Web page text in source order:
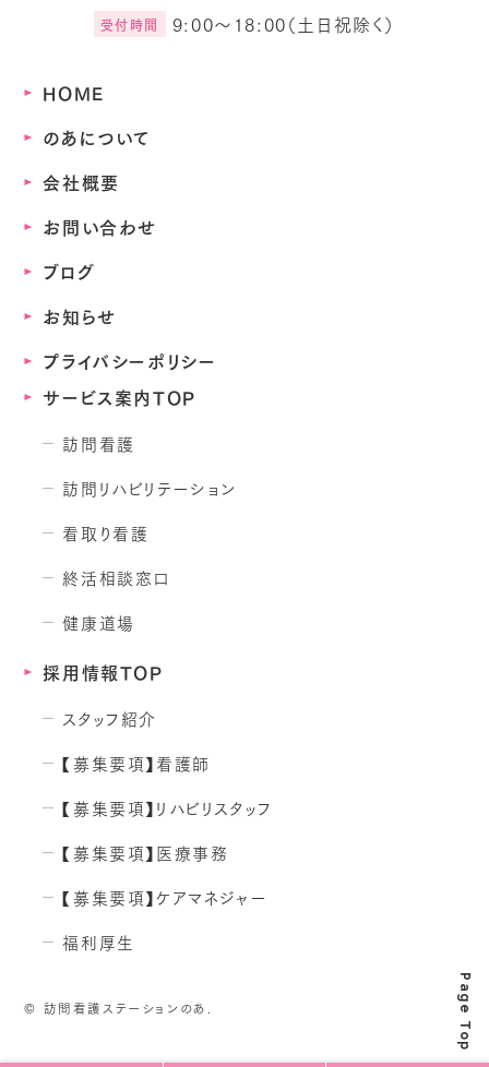
受付時間 9:00～18:00（土日祝除く）
HOME
のあについて
会社概要
お問い合わせ
ブログ
お知らせ
プライバシーポリシー
サービス案内TOP
訪問看護
訪問リハビリテーション
看取り看護
終活相談窓口
健康道場
採用情報TOP
スタッフ紹介
【募集要項】看護師
【募集要項】リハビリスタッフ
【募集要項】医療事務
【募集要項】ケアマネジャー
福利厚生
© 訪問看護ステーションのあ. Page Top